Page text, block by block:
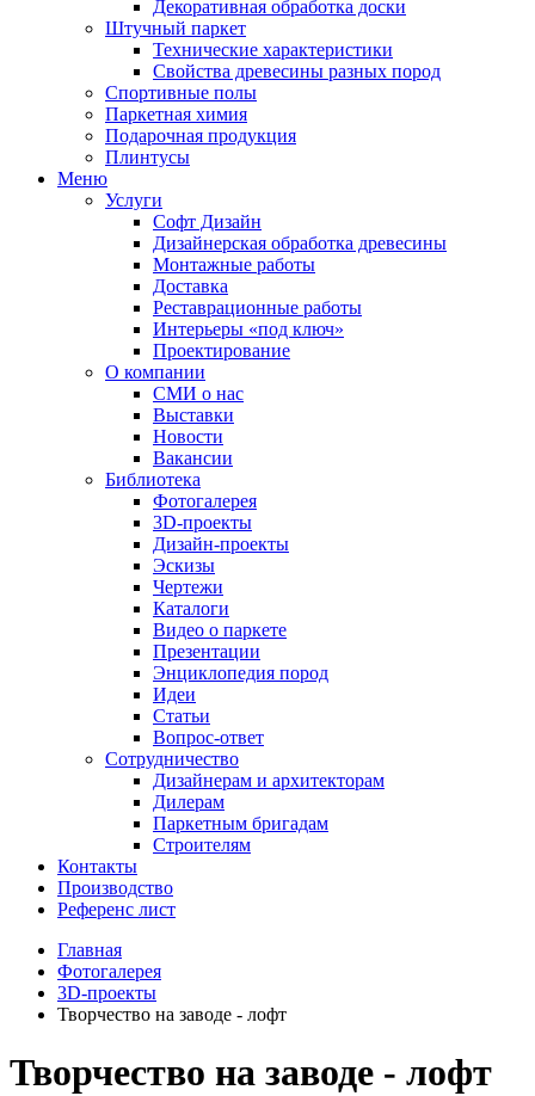
Декоративная обработка доски
Штучный паркет
Технические характеристики
Свойства древесины разных пород
Спортивные полы
Паркетная химия
Подарочная продукция
Плинтусы
Меню
Услуги
Софт Дизайн
Дизайнерская обработка древесины
Монтажные работы
Доставка
Реставрационные работы
Интерьеры «под ключ»
Проектирование
О компании
СМИ о нас
Выставки
Новости
Вакансии
Библиотека
Фотогалерея
3D-проекты
Дизайн-проекты
Эскизы
Чертежи
Каталоги
Видео о паркете
Презентации
Энциклопедия пород
Идеи
Статьи
Вопрос-ответ
Сотрудничество
Дизайнерам и архитекторам
Дилерам
Паркетным бригадам
Строителям
Контакты
Производство
Референс лист
Главная
Фотогалерея
3D-проекты
Творчество на заводе - лофт
Творчество на заводе - лофт